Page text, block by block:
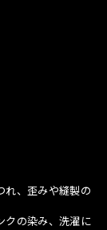
れ、歪みや縫製の
クの染み、洗濯に